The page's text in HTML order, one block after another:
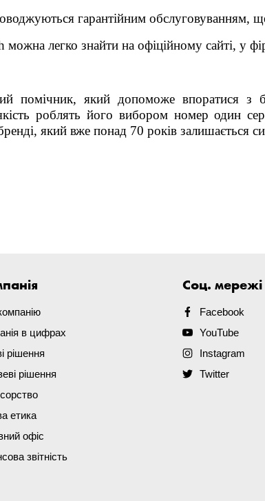
гарантійним обслуговуванням,
можна легко знайти на офіційному сайті, у
помічник, який допоможе впоратися з
роблять його вибором номер один
який вже понад 70 років залишається
в цифрах
рішення
рішення
етика
офіс
звітність
Соц. мережі
Facebook
YouTube
Instagram
Twitter